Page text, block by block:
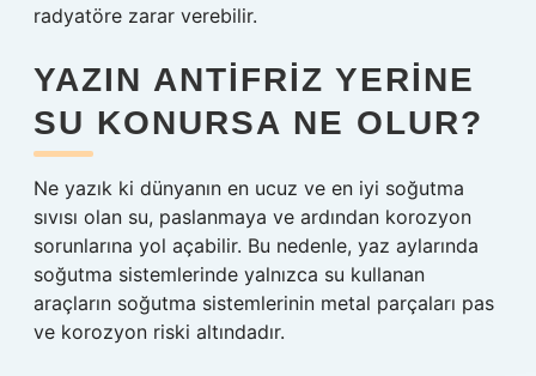
radyatöre zarar verebilir.
YAZIN ANTIFRIZ YERINE
SU KONURSA NE OLUR?
Ne yazık ki dünyanın en ucuz ve en iyi soğutma
sıvısı olan su, paslanmaya ve ardından korozyon
sorunlarına yol açabilir. Bu nedenle, yaz aylarında
soğutma sistemlerinde yalnızca su kullanan
araçların soğutma sistemlerinin metal parçaları pas
ve korozyon riski altındadır.